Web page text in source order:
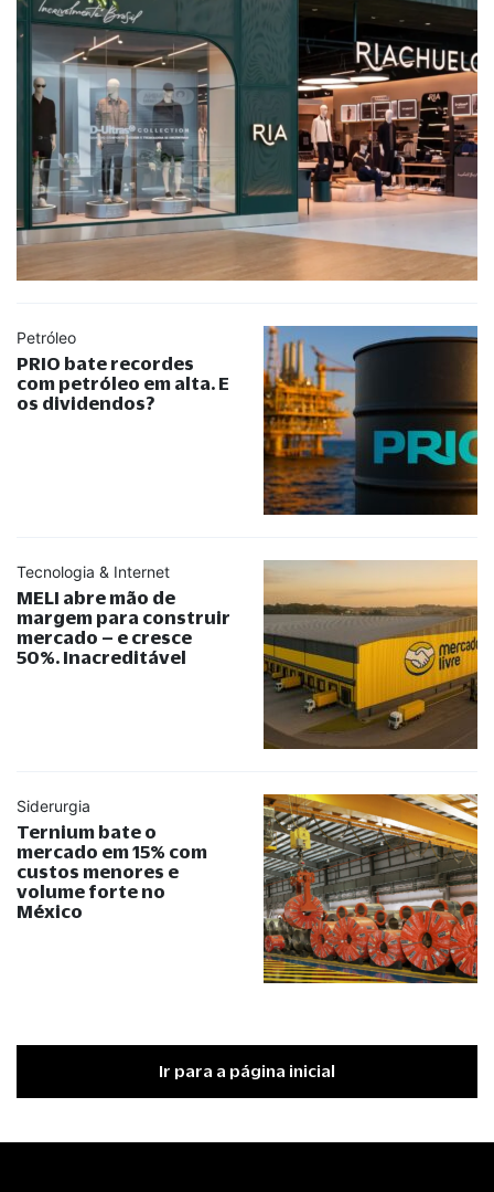
Petróleo
PRIO bate recordes
com petróleo em alta. E
os dividendos?
Tecnologia & Internet
MELI abre mão de
margem para construir
mercado – e cresce
50%. Inacreditável
Siderurgia
Ternium bate o
mercado em 15% com
custos menores e
volume forte no
México
Ir para a página inicial